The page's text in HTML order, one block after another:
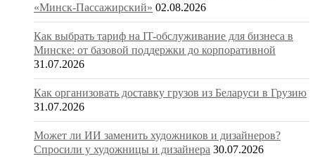
«Минск-Пассажирский» 02.08.2026
Как выбрать тариф на IT-обслуживание для бизнеса в
Минске: от базовой поддержки до корпоративной
31.07.2026
Как организовать доставку грузов из Беларуси в Грузию
31.07.2026
Может ли ИИ заменить художников и дизайнеров?
Спросили у художницы и дизайнера 30.07.2026